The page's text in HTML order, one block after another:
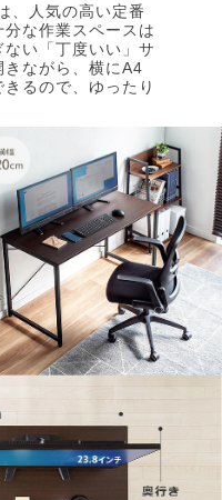
、人気の高い定番
な作業スペースは
い「丁度いい」サ
ながら、横にA4
るので、ゆったり